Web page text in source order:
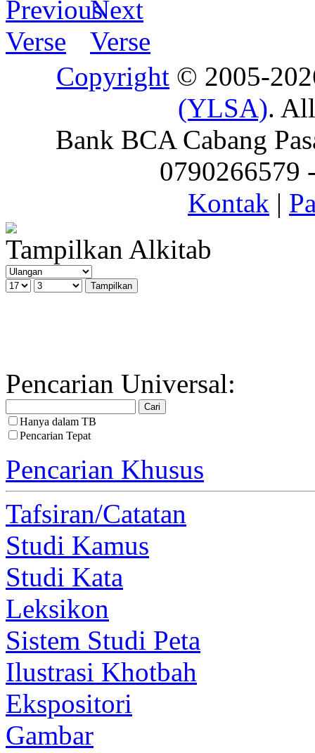
Copyright © 2005-
(YLSA).
Bank BCA Cabang
0790266579
Kontak |
Tampilkan Alkitab
Pencarian Universal:
Hanya dalam TB
Pencarian Tepat
Pencarian Khusus
Tafsiran/Catatan
Studi Kamus
Studi Kata
Leksikon
Sistem Studi Peta
Ilustrasi Khotbah
Ekspositori
Gambar